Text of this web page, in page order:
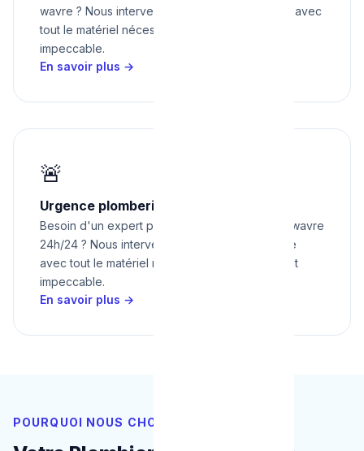
wavre ? Nous intervenons rapidement à Wavre avec
tout le matériel nécessaire pour un résultat
impeccable.
En savoir plus →
🚨
Urgence plomberie à Wavre 24h/24
Besoin d'un expert pour urgence plomberie à wavre
24h/24 ? Nous intervenons rapidement à Wavre
avec tout le matériel nécessaire pour un résultat
impeccable.
En savoir plus →
POURQUOI NOUS CHOISIR